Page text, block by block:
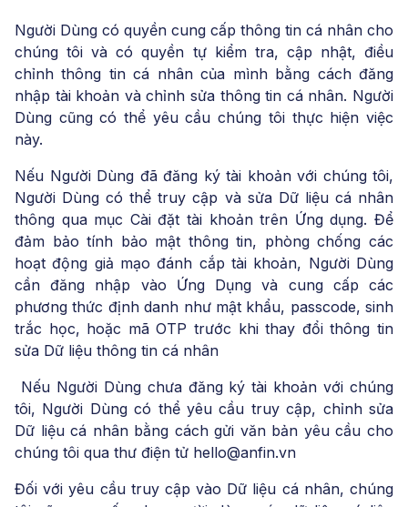
Người Dùng có quyền cung cấp thông tin cá nhân cho
chúng tôi và có quyền tự kiểm tra, cập nhật, điều
chỉnh thông tin cá nhân của mình bằng cách đăng
nhập tài khoản và chỉnh sửa thông tin cá nhân. Người
Dùng cũng có thể yêu cầu chúng tôi thực hiện việc
này.
Nếu Người Dùng đã đăng ký tài khoản với chúng tôi,
Người Dùng có thể truy cập và sửa Dữ liệu cá nhân
thông qua mục Cài đặt tài khoản trên Ứng dụng. Để
đảm bảo tính bảo mật thông tin, phòng chống các
hoạt động giả mạo đánh cắp tài khoản, Người Dùng
cần đăng nhập vào Ứng Dụng và cung cấp các
phương thức định danh như mật khẩu, passcode, sinh
trắc học, hoặc mã OTP trước khi thay đổi thông tin
sửa Dữ liệu thông tin cá nhân
Nếu Người Dùng chưa đăng ký tài khoản với chúng
tôi, Người Dùng có thể yêu cầu truy cập, chỉnh sửa
Dữ liệu cá nhân bằng cách gửi văn bản yêu cầu cho
chúng tôi qua thư điện tử hello@anfin.vn
Đối với yêu cầu truy cập vào Dữ liệu cá nhân, chúng